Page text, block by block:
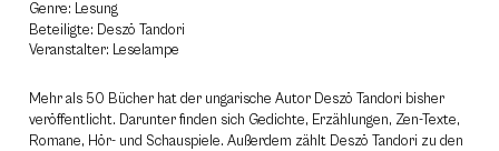
Genre: Lesung
Beteiligte: Deszö Tandori
Veranstalter: Leselampe
Mehr als 50 Bücher hat der ungarische Autor Deszö Tandori bisher
veröffentlicht. Darunter finden sich Gedichte, Erzählungen, Zen-Texte,
Romane, Hör- und Schauspiele. Außerdem zählt Deszö Tandori zu den